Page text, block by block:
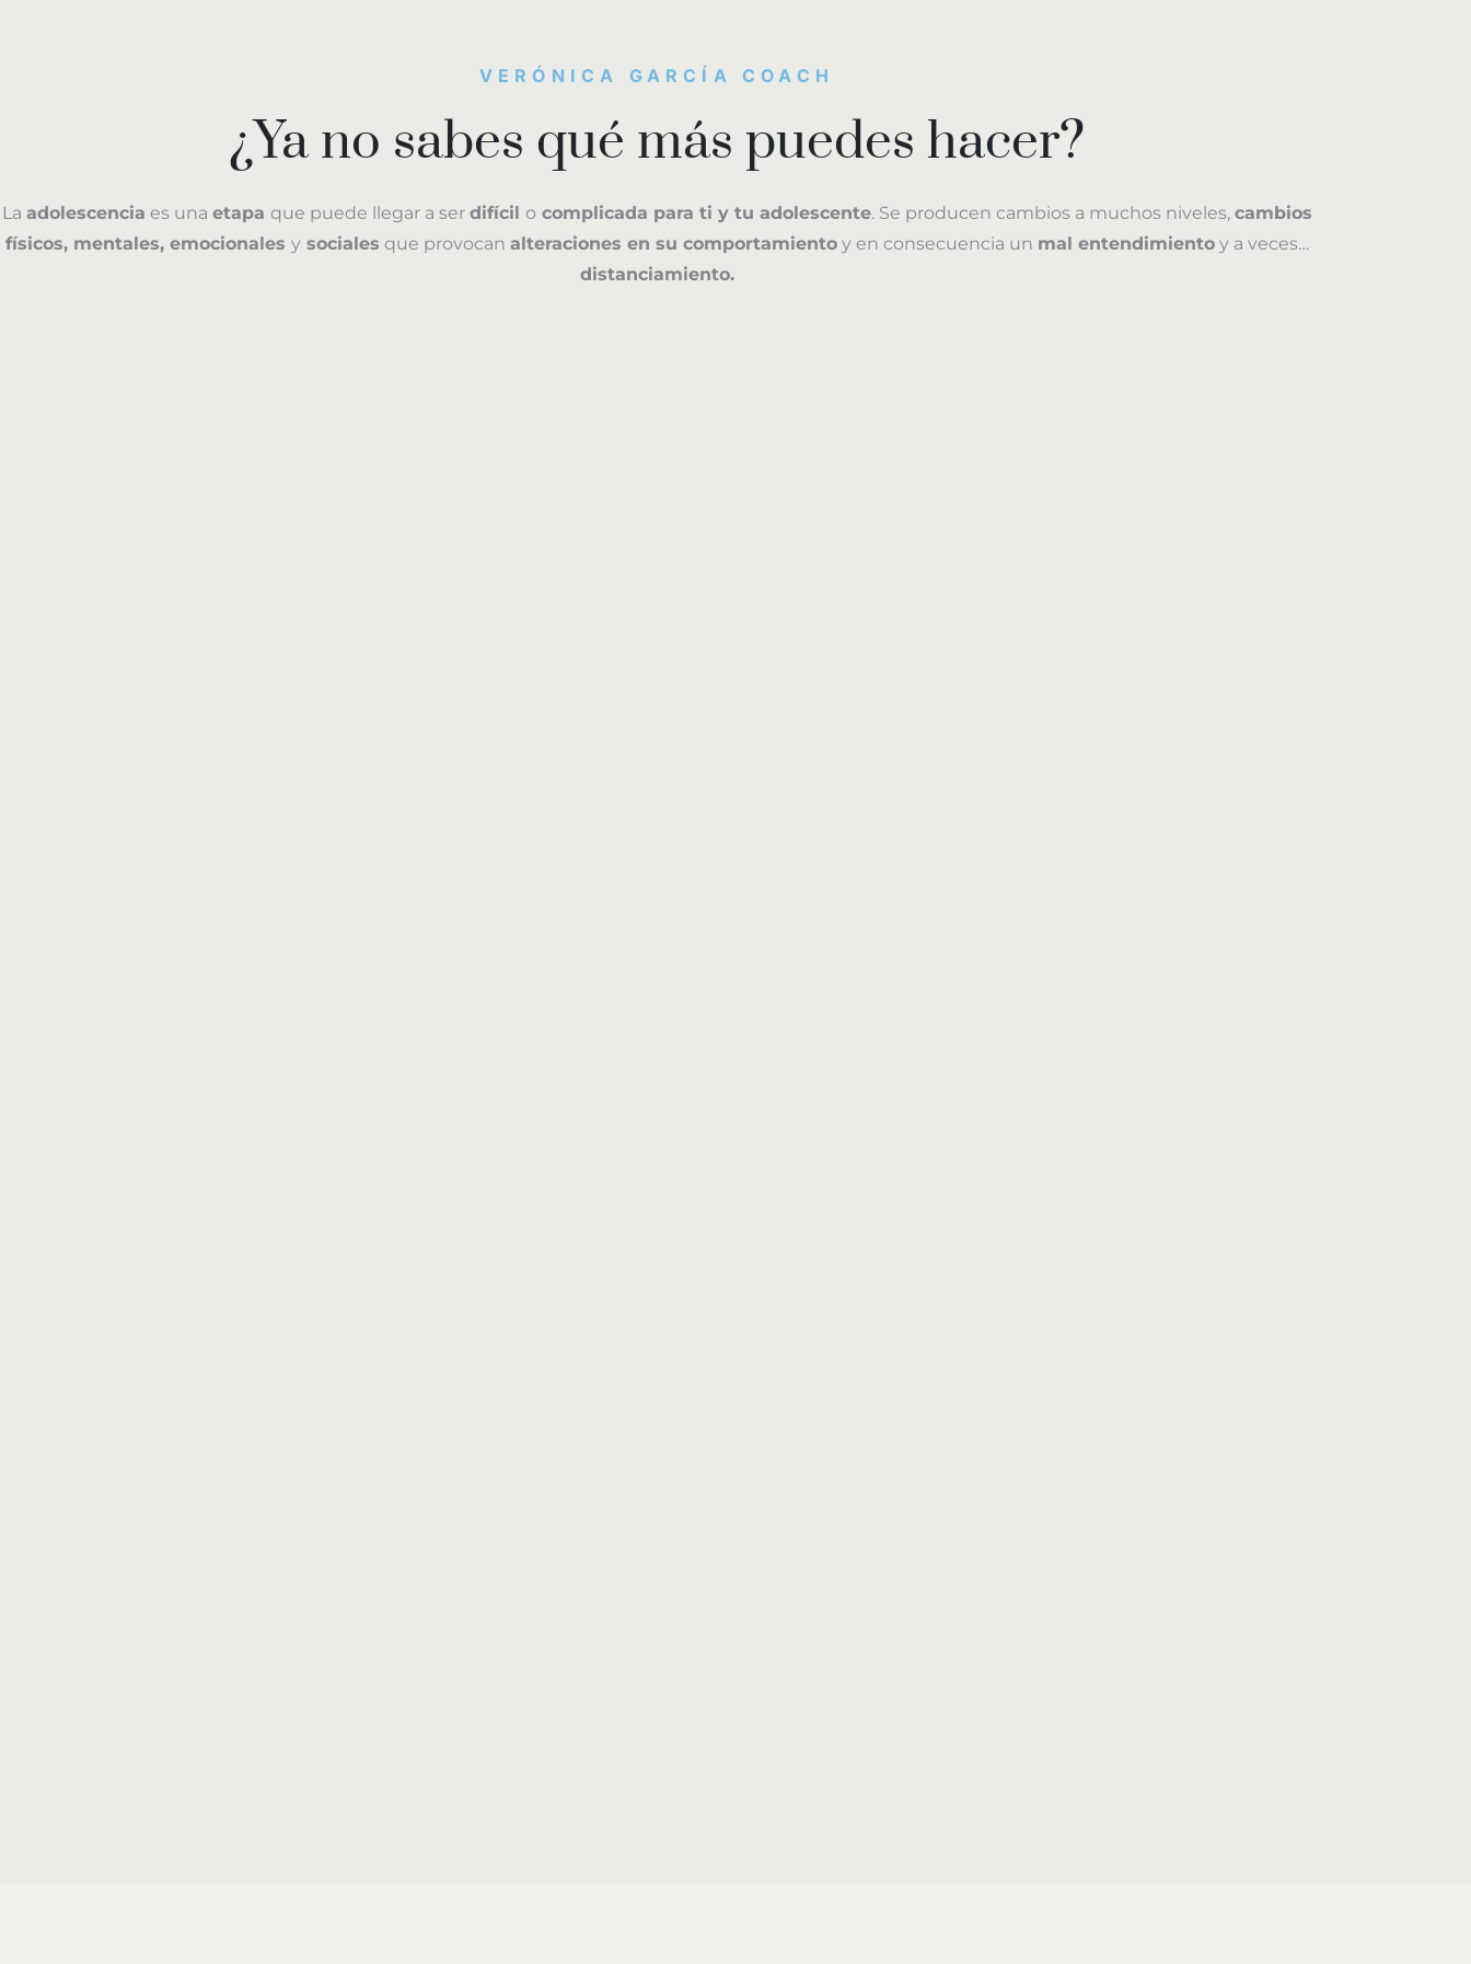
VERÓNICA GARCÍA COACH
¿Ya no sabes qué más puedes hacer?
La adolescencia es una etapa que puede llegar a ser difícil ocomplicada para ti y tu adolescente. Se producen cambios a muchos niveles, cambios
físicos, mentales, emocionales ysociales que provocan alteraciones en su comportamientoy en consecuencia un mal entendimientoy a veces…
distanciamiento.